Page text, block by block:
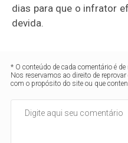
dias para que o infrator
devida.
* O conteúdo de cada comentário é
Nos reservamos ao direito de
com o propósito do site ou que